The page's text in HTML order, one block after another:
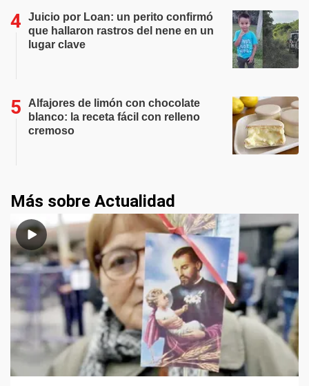
Juicio por Loan: un perito confirmó
que hallaron rastros del nene en un
lugar clave
Alfajores de limón con chocolate
blanco: la receta fácil con relleno
cremoso
Más sobre Actualidad